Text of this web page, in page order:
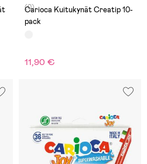
(0)
Carioca Kuitukynät Creatip 10-
pack
11,90 €